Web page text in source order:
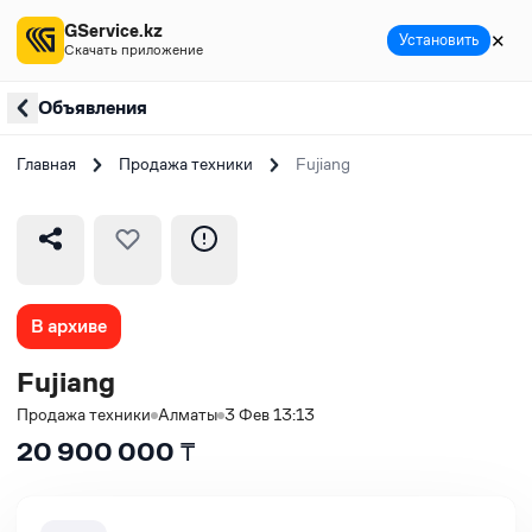
Объявления
Главная Продажа техники Fujiang
В архиве
Fujiang
Продажа техники Алматы 3 Фев 13:13
20 900 000 ₸
GService.kz
Скачать приложение Установить ✕